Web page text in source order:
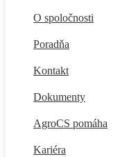
O spoločnosti
Poradňa
Kontakt
Dokumenty
AgroCS pomáha
Kariéra